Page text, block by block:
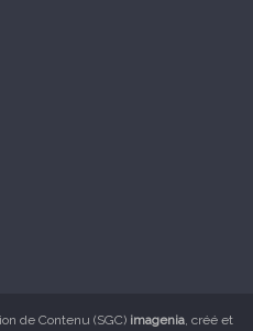
de Contenu (SGC) imagenia, créé et